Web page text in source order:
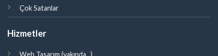
Çok Satanlar
Hizmetler